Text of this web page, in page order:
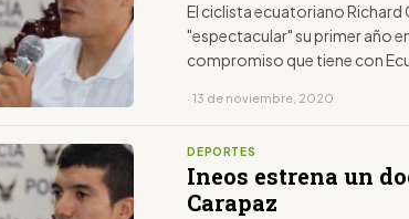
El ciclista ecuatoriano Richard
"espectacular" su primer año
compromiso que tiene con
· 13 de noviembre, 2020
DEPORTES
Ineos estrena un
Carapaz